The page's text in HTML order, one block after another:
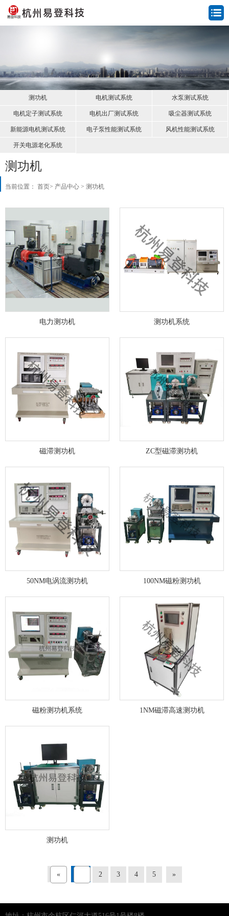
测功机 电机测试系统 水泵测试系统
电机定子测试系统 电机出厂测试系统 吸尘器测试系统
新能源电机测试系统 电子泵性能测试系统 风机性能测试系统
开关电源老化系统
测功机
当前位置： 首页> 产品中心 > 测功机
电力测功机 测功机系统
磁滞测功机 ZC型磁滞测功机
50NM电涡流测功机 100NM磁粉测功机
磁粉测功机系统 1NM磁滞高速测功机
测功机
« 2 3 4 5 »